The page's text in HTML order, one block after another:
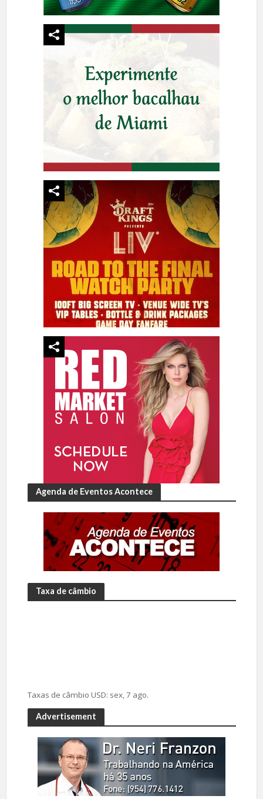
Agenda de Eventos Acontece
Taxa de câmbio
Taxas de câmbio USD: sex, 7 ago.
Advertisement